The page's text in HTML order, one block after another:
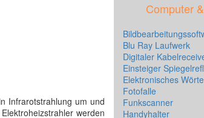
Infrarotstrahlung um und
werden
Computer
Blu Ray Laufwerk
Digitaler
Einsteiger
Elektronisches
Fotofalle
Funkscanner
Handyhalter